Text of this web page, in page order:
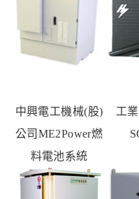
中興電工機械(股)
公司 ME2Power燃
料電池系統
工